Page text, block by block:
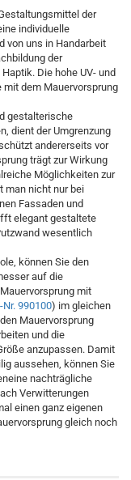
der
individuelle
von uns in Handarbeit
der
Die hohe UV- und
dem Mauervorsprung
gestalterische
dient der Umgrenzung
andererseits vor
trägt zur Wirkung
Möglichkeiten zur
man nicht nur bei
Fassaden und
elegant gestaltete
wesentlich
können Sie den
auf die
mit
Nr. 990100) im gleichen
Mauervorsprung
und die
anzupassen. Damit
aussehen, können Sie
nachträgliche
Verwitterungen
einen ganz eigenen
gleich noch